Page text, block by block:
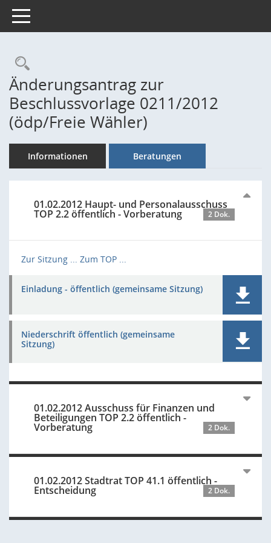
Toggle navigation
Rechercheauswahl
Änderungsantrag zur
Beschlussvorlage 0211/2012
(ödp/Freie Wähler)
Informationen Beratungen
01.02.2012 Haupt- und Personalausschuss
TOP 2.2 öffentlich - Vorberatung 2 Dok.
Zur Sitzung ... Zum TOP ...
Einladung - öffentlich (gemeinsame Sitzung)
Niederschrift öffentlich (gemeinsame
Sitzung)
01.02.2012 Ausschuss für Finanzen und
Beteiligungen TOP 2.2 öffentlich -
Vorberatung 2 Dok.
01.02.2012 Stadtrat TOP 41.1 öffentlich -
Entscheidung 2 Dok.